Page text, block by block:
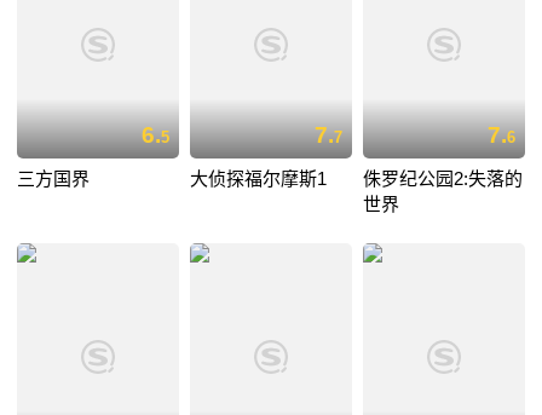
6.5
三方国界
7.7
大侦探福尔摩斯1
7.6
侏罗纪公园2:失落的
世界